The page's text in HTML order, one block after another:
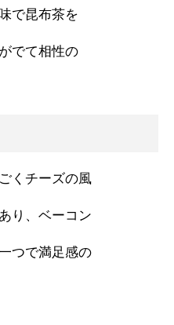
で昆布茶を
でて相性の
くチーズの風
り、ベーコン
つで満足感の